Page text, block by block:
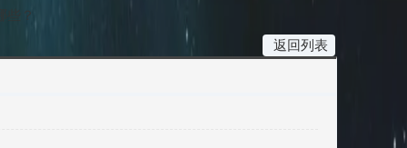
些？
返回列表